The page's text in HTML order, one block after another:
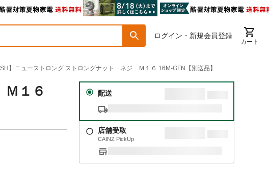
ログイン・新規会員登録
カート
】ニューストロング ストロングナット ネジ Ｍ１６ 16M-GFN【別送品】
１６
配送
店舗受取
CAINZ PickUp